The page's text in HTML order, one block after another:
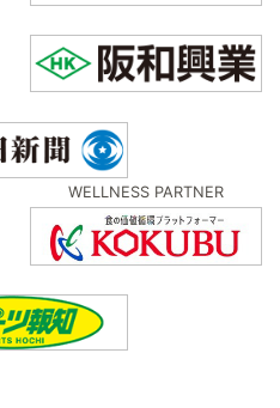
WELLNESS PARTNER